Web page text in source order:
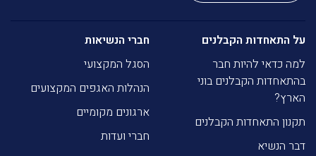
על התאחדות הקבלנים
למה כדאי להיות חבר
בהתאחדות הקבלנים בוני
הארץ?
תקנון התאחדות הקבלנים
דבר הנשיא
חברי הנשיאות
הסגל המקצועי
הנהלות האגפים המקצועים
ארגונים מקומיים
חברי ועדות